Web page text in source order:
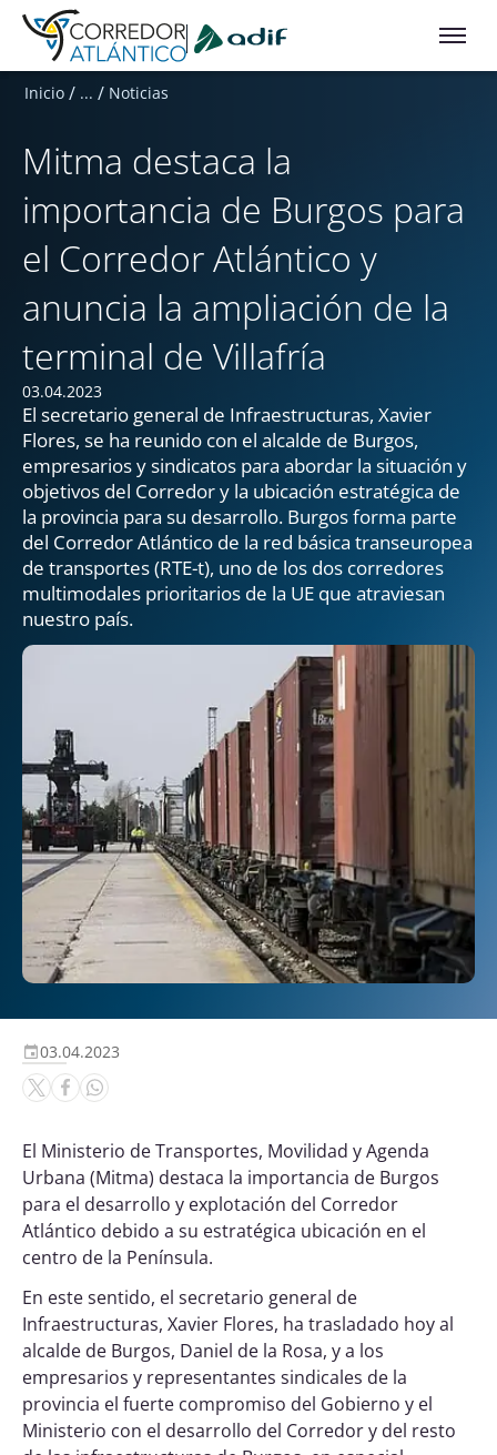
Ir a contenido principal
Inicio / ... / Noticias
Mitma destaca la
importancia de Burgos para
el Corredor Atlántico y
anuncia la ampliación de la
terminal de Villafría
03.04.2023
El secretario general de Infraestructuras, Xavier
Flores, se ha reunido con el alcalde de Burgos,
empresarios y sindicatos para abordar la situación y
objetivos del Corredor y la ubicación estratégica de
la provincia para su desarrollo. Burgos forma parte
del Corredor Atlántico de la red básica transeuropea
de transportes (RTE-t), uno de los dos corredores
multimodales prioritarios de la UE que atraviesan
nuestro país.
03.04.2023
El Ministerio de Transportes, Movilidad y Agenda
Urbana (Mitma) destaca la importancia de Burgos
para el desarrollo y explotación del Corredor
Atlántico debido a su estratégica ubicación en el
centro de la Península.
En este sentido, el secretario general de
Infraestructuras, Xavier Flores, ha trasladado hoy al
alcalde de Burgos, Daniel de la Rosa, y a los
empresarios y representantes sindicales de la
provincia el fuerte compromiso del Gobierno y el
Ministerio con el desarrollo del Corredor y del resto